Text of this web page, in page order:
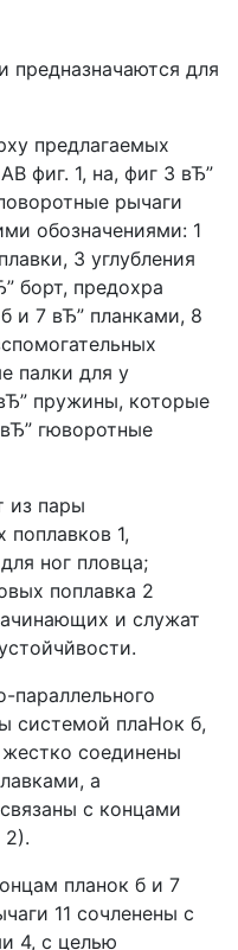
для
предлагаемых
фиг. 1, на, фиг 3 вЂ”
рычаги
обозначениями: 1
3 углубления
борт, предохра
и 7 вЂ” планками, 8
палки для у
пружины, которые
гюворотные
из пары
1,
ног пловца;
поплавка 2
и служат
параллельного
системой плаНок б,
соединены
а
с концами
2).
планок б и 7
11 сочленены с
4, с целью